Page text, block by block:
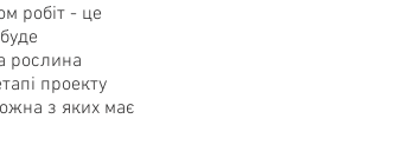
робіт - це
рослина
проекту
з яких має